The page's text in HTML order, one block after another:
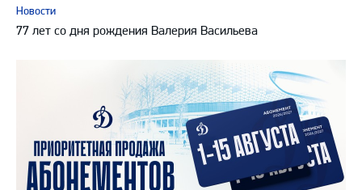
Новости
77 лет со дня рождения Валерия Васильева